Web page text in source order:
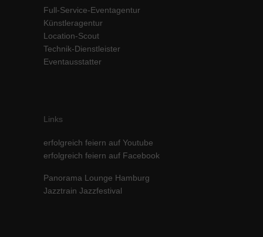
Full-Service-Eventagentur
Künstleragentur
Location-Scout
Technik-Dienstleister
Eventausstatter
Links
erfolgreich feiern auf Youtube
erfolgreich feiern auf Facebook
Panorama Lounge Hamburg
Jazztrain Jazzfestival
Inhalte von Videoplattformen und Social-Media-Plattformen werden
standardmäßig blockiert. Wenn Cookies von externen Medien akzeptiert
werden, bedarf der Zugriff auf diese Inhalte keiner manuellen Einwilligung
Cookie-Informationen anzeigen